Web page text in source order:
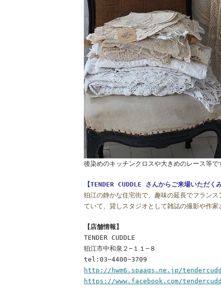
後染めのキッチンクロスや大きめのレース等で
【TENDER CUDDLE さんからご来場いただく
狛江の静かな住宅街で、趣味の延長でフラン
ていて、貸しスタジオとして雑誌の撮影や作
【店舗情報】
TENDER CUDDLE
狛江市中和泉２−１１−８
tel:03−4400−3709
http://hwm6.spaaqs.ne.jp/
https://www.facebook.com/